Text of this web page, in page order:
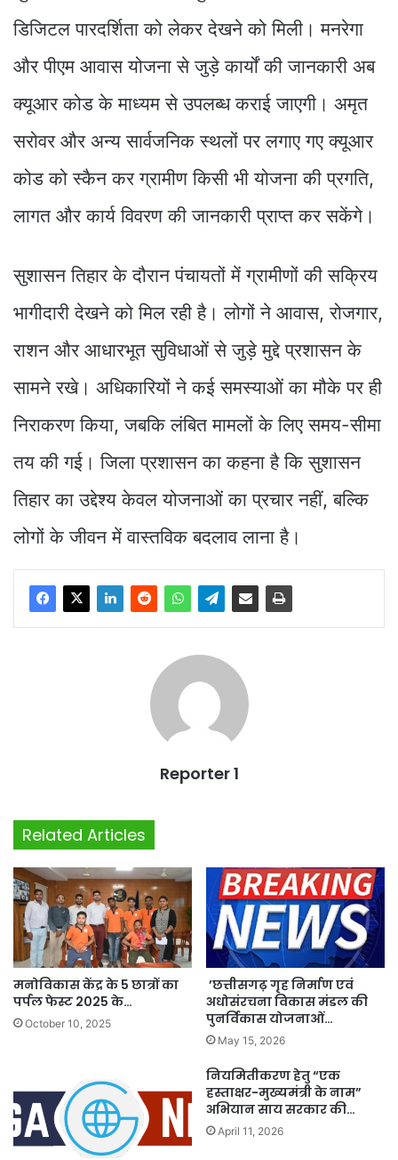
डिजिटल पारदर्शिता को लेकर देखने को मिली। मनरेगा
और पीएम आवास योजना से जुड़े कार्यों की जानकारी अब
क्यूआर कोड के माध्यम से उपलब्ध कराई जाएगी। अमृत
सरोवर और अन्य सार्वजनिक स्थलों पर लगाए गए क्यूआर
कोड को स्कैन कर ग्रामीण किसी भी योजना की प्रगति,
लागत और कार्य विवरण की जानकारी प्राप्त कर सकेंगे।
सुशासन तिहार के दौरान पंचायतों में ग्रामीणों की सक्रिय
भागीदारी देखने को मिल रही है। लोगों ने आवास, रोजगार,
राशन और आधारभूत सुविधाओं से जुड़े मुद्दे प्रशासन के
सामने रखे। अधिकारियों ने कई समस्याओं का मौके पर ही
निराकरण किया, जबकि लंबित मामलों के लिए समय-सीमा
तय की गई। जिला प्रशासन का कहना है कि सुशासन
तिहार का उद्देश्य केवल योजनाओं का प्रचार नहीं, बल्कि
लोगों के जीवन में वास्तविक बदलाव लाना है।
Reporter 1
Related Articles
मनोविकास केंद्र के 5 छात्रों का
पर्पल फेस्ट 2025 के…
October 10, 2025
’छत्तीसगढ़ गृह निर्माण एवं
अधोसंरचना विकास मंडल की
पुनर्विकास योजनाओं…
May 15, 2026
नियमितीकरण हेतु “एक
हस्ताक्षर-मुख्यमंत्री के नाम”
अभियान साय सरकार की…
April 11, 2026